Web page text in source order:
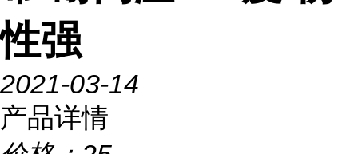
性强
2021-03-14
产品详情